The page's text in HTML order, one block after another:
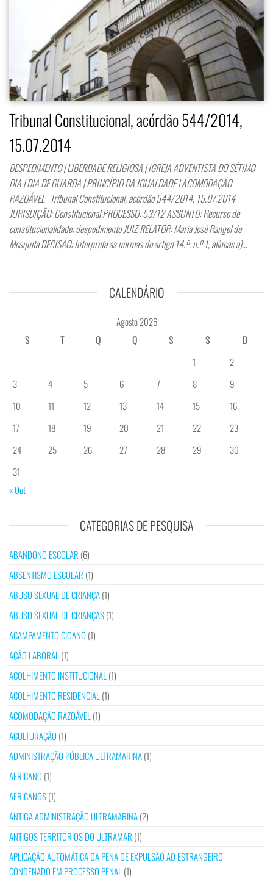
Tribunal Constitucional, acórdão 544/2014,
15.07.2014
DESPEDIMENTO | LIBERDADE RELIGIOSA | IGREJA ADVENTISTA DO SÉTIMO
DIA | DIA DE GUARDA | PRINCÍPIO DA IGUALDADE | ACOMODAÇÃO
RAZOÁVEL Tribunal Constitucional, acórdão 544/2014, 15.07.2014
JURISDIÇÃO: Constitucional PROCESSO: 53/12 ASSUNTO: Recurso de
constitucionalidade; despedimento JUIZ RELATOR: Maria José Rangel de
Mesquita DECISÃO: Interpreta as normas do artigo 14.º, n.º 1, alíneas a)…
CALENDÁRIO
Agosto 2026
S
T Q Q S S
D
1
2
3
4 5 6 7 8
9
10
11 12 13 14 15
16
17
18 19 20 21 22
23
24
25 26 27 28 29
30
31
« Out
CATEGORIAS DE PESQUISA
ABANDONO ESCOLAR (6)
ABSENTISMO ESCOLAR (1)
ABUSO SEXUAL DE CRIANÇA(1)
ABUSO SEXUAL DE CRIANÇAS(1)
ACAMPAMENTO CIGANO (1)
AÇÃO LABORAL (1)
ACOLHIMENTO INSTITUCIONAL (1)
ACOLHIMENTO RESIDENCIAL (1)
ACOMODAÇÃO RAZOÁVEL (1)
ACULTURAÇÃO (1)
ADMINISTRAÇÃO PÚBLICA ULTRAMARINA(1)
AFRICANO (1)
AFRICANOS(1)
ANTIGA ADMINISTRAÇÃO ULTRAMARINA(2)
ANTIGOS TERRITÓRIOS DO ULTRAMAR (1)
APLICAÇÃO AUTOMÁTICA DA PENA DE EXPULSÃO AO ESTRANGEIRO
CONDENADO EM PROCESSO PENAL (1)